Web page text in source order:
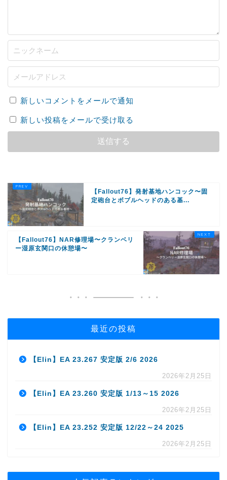
新しいコメントをメールで通知
新しい投稿をメールで受け取る
【Fallout76】発射基地ハンコック〜固
定砲台とボブルヘッドのある基...
【Fallout76】NAR修理場〜クランベリ
ー湿原玄関口の休憩場〜
最近の投稿
【Elin】EA 23.267 安定版 2/6 2026
2026年2月25日
【Elin】EA 23.260 安定版 1/13～15 2026
2026年2月25日
【Elin】EA 23.252 安定版 12/22～24 2025
2026年2月25日